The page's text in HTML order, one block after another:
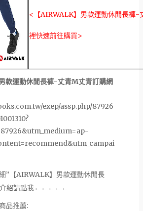
<【AIRWALK】男款運動休閒長褲-
裡快速前往購買>
款運動休閒長褲-丈青M丈青訂購網
exep/assp.php/87926
【AIRWALK】男款運動休閒長
介紹請點我←←←←←
品推薦: